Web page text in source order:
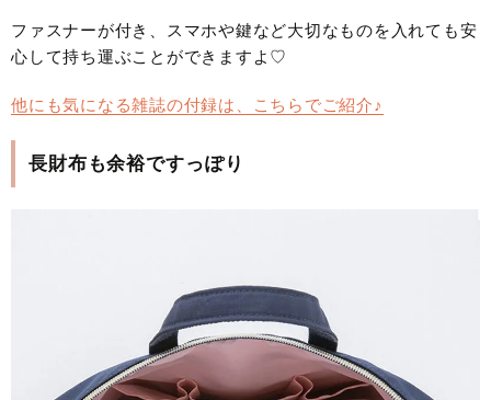
ファスナーが付き、スマホや鍵など大切なものを入れても安
心して持ち運ぶことができますよ♡
他にも気になる雑誌の付録は、こちらでご紹介♪
長財布も余裕ですっぽり